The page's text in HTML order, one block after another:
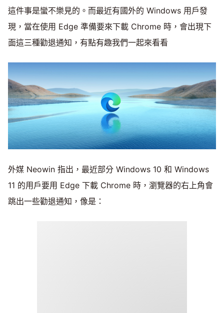
這件事是蠻不樂見的。而最近有國外的 Windows 用戶發
現，當在使用 Edge 準備要來下載 Chrome 時，會出現下
面這三種勸退通知，有點有趣我們一起來看看
外媒 Neowin 指出，最近部分 Windows 10 和 Windows
11 的用戶要用 Edge 下載 Chrome 時，瀏覽器的右上角會
跳出一些勸退通知，像是：